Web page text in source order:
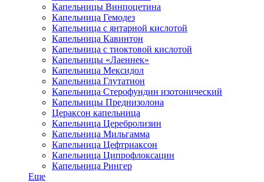
Капельницы Винпоцетина
Капельница Гемодез
Капельница с янтарной кислотой
Капельница Кавинтон
Капельница с тиоктовой кислотой
Капельницы «Лаеннек»
Капельница Мексидол
Капельница Глутатион
Капельница Стерофундин изотонический
Капельницы Преднизолона
Цераксон капельница
Капельница Церебролизин
Капельница Мильгамма
Капельница Цефтриаксон
Капельница Ципрофлоксацин
Капельница Рингер
Еще